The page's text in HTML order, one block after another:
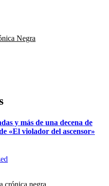
Negra
y más de una decena de
«El violador del ascensor»
crónica negra.